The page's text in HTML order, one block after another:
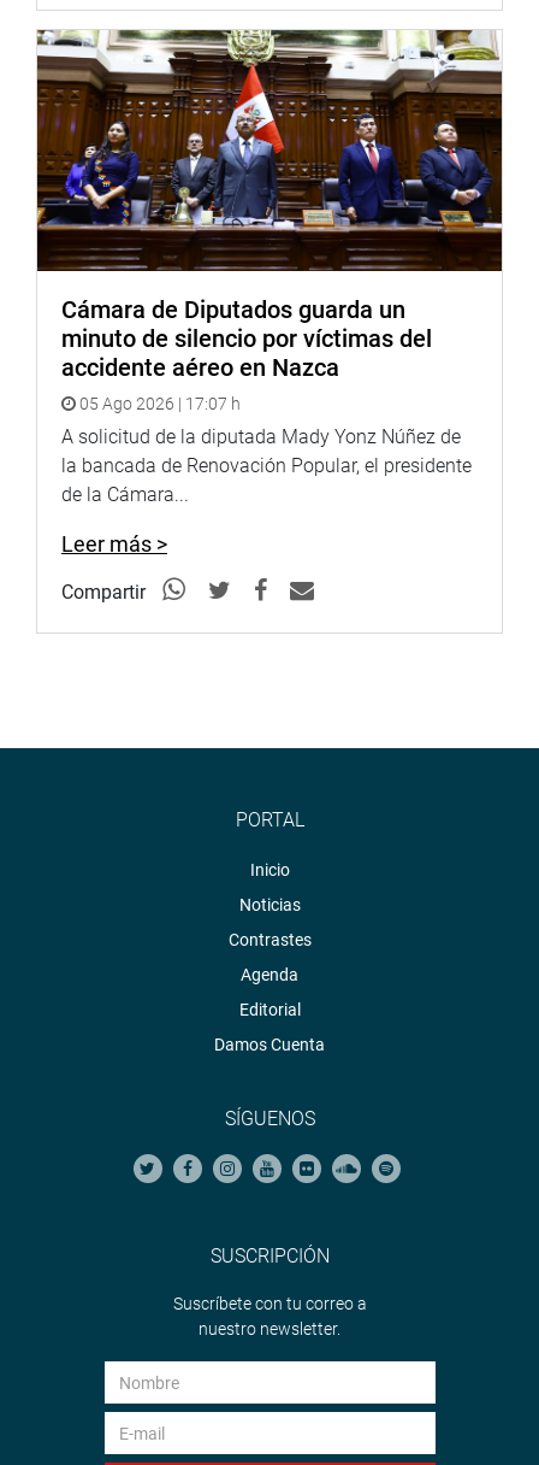
fotografia.congreso.gob.pe
Cámara de Diputados guarda un
minuto de silencio por víctimas del
accidente aéreo en Nazca
05 Ago 2026 | 17:07 h
A solicitud de la diputada Mady Yonz Núñez de
la bancada de Renovación Popular, el presidente
de la Cámara...
Leer más >
Compartir
PORTAL
Inicio
Noticias
Contrastes
Agenda
Editorial
Damos Cuenta
SÍGUENOS
SUSCRIPCIÓN
Suscríbete con tu correo a
nuestro newsletter.